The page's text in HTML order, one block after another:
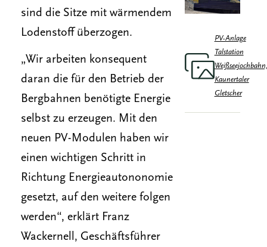
sind die Sitze mit wärmendem
Lodenstoff überzogen.
„Wir arbeiten konsequent
daran die für den Betrieb der
Bergbahnen benötigte Energie
selbst zu erzeugen. Mit den
neuen PV-Modulen haben wir
einen wichtigen Schritt in
Richtung Energieautononomie
gesetzt, auf den weitere folgen
werden“, erklärt Franz
Wackernell, Geschäftsführer
PV-Anlage
Talstation
Weißseejochbahn,
Kaunertaler
Gletscher